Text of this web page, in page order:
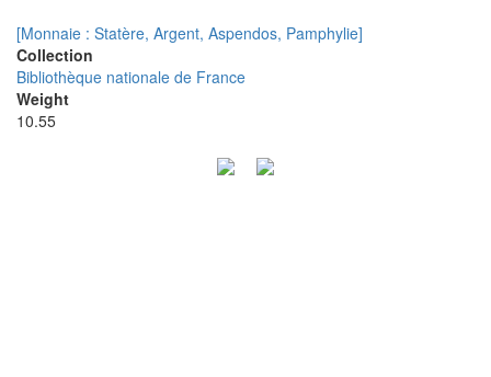
[Monnaie : Statère, Argent, Aspendos, Pamphylie]
Collection
Bibliothèque nationale de France
Weight
10.55